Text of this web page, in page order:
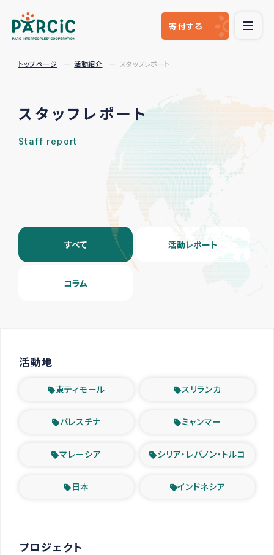
寄付する
トップページ 活動紹介 スタッフレポート
スタッフレポート
Staff report
すべて 活動レポート
コラム
活動地
東ティモール スリランカ
パレスチナ ミャンマー
マレーシア シリア・レバノン・トルコ
日本 インドネシア
プロジェクト